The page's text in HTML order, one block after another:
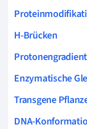
H-Brücken
Protonengradient
Enzymatische
Transgene
DNA-